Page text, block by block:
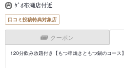
ｹﾞｵ布瀬店付近
口コミ投稿特典対象店
クーポン
120分飲み放題付き【もつ串焼きともつ鍋のコース】